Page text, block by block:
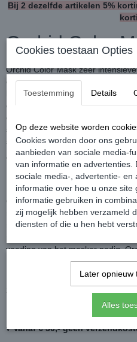
Bij 2 dezelfde artikelen 5%
Orchid Color
Orchid Color Mask zeer
een hydraterend vermogen. Helpt
kleurvervaging, zonder
gekleurd haar zorgt door middel
dat de kleur minder snel vervaagt
speciaal UVfilter voorkomt de
straling. Orchid Color Mask
Verkrijgbaar in200 ml en 500 ml
Gebruiksaanwijzing:
Orchid Color Mask gebruik eerst
reinigen. Verdeel voldoende
minuten laten inwerken. Hierna
voeding van het masker nodig.
√ Vanaf € 30,- geen
Cookies toestaan Opties
Toestemming Details
Op deze website worden
Cookies worden door ons
aanbieden van sociale media-
van informatie en advertenties.
sociale media-, advertentie- en
informatie over hoe u onze site
informatie gebruiken in
zij mogelijk hebben verzameld
diensten of die u hen hebt
Later opnieuw
Alles